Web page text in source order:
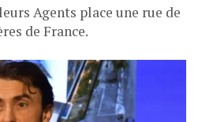
Agents place une rue de
de France.